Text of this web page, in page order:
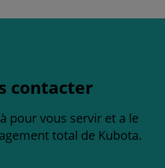
contacter
pour vous servir et a le
total de Kubota.